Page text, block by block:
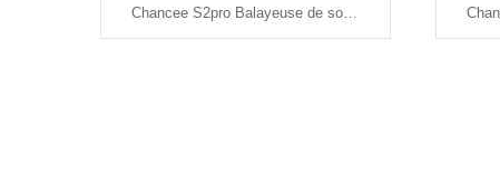
Chancee S2pro Balayeuse de sol à conducteur marchant/à pousser manuellement